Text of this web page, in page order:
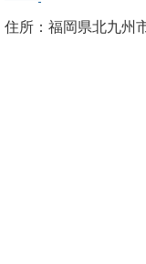
住所：福岡県北九州